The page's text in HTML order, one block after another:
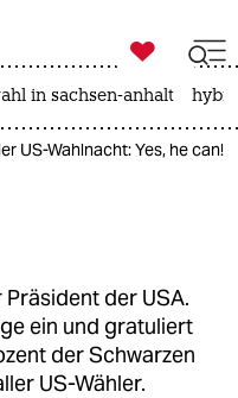

taz zahl ich
in sachsen-anhalt
US-Wahlnacht: Yes, he can!
der USA.
ein und gratuliert
der Schwarzen
US-Wähler.